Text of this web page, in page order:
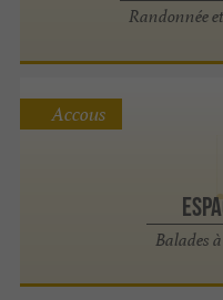
Randonnée
Balades
Accous